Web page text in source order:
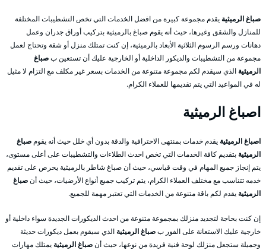
صباغ الرميثية يقدم مجموعة كبيرة من افضل الخدمات التي تخص التشطيبات المختلفة
للمنازل والشقق وغيرها، حيث أنه يقوم صباغ بالرميثية بتركيب أوراق جدران وعمل
دهانات ورسم الرسوم الثلاثية الأبعاد بالرميثية، إن كنت تمتلك منزل أو شقة وتحتاج لعمل
مجموعة من التشطيبات والديكور الداخلية أو الخارجية عليك أن تستعين بصباغ
الرميثية الذي سيقدم لكم مجموعة متنوعة من الخدمات بسعر غير مكلف مع التزام لا مثيل
له في المواعيد التي يتم تقديمها للعملاء الكرام.
اصباغ الرميثية
اصباغ الرميثية يقدم خدمات بمنتهى الاحترافية والدقة بدون أي خلل حيث أنه يقوم صباغ
الرميثية بتقديم كافة الخدمات التي تخص احدث الطلاءات والتشطيبات على أعلى مستوى،
يتم إنجاز جميع المهام في وقت قياسي، حيث أن صباغ شاطر بالرميثية يحرص على تقديم
خدمه تتناسب مع مختلف العملاء الكرام، يتم تركيب جميع أنواع الأرضيات، حيث أنصباغ
الرميثية يقدم لكم باقة متنوعة من الخدمات التي تعتبر مهمة للجميع.
إن كنت بحاجة لتجديد منزلك بمجموعة متنوعة من احدث الديكورات الجديدة سواء داخلية أو
خارجية عليك الاستعانة على الفور بصباغ الرميثية الذي سيقوم بعمل ديكورات حديثة
وجميلة ستجعل منزلك لوحة فنية فريدة من نوعها، حيث أنصباغ الرميثية يمتلك مهارات